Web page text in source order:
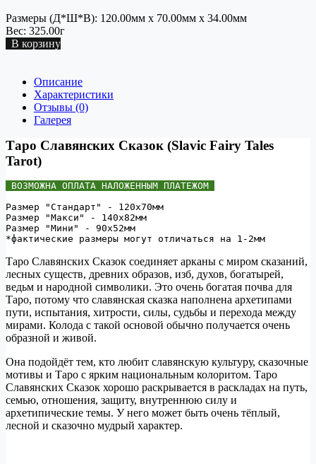
Размеры (Д*Ш*В): 120.00мм x 70.00мм x 34.00мм
Вес: 325.00г
В корзину
Описание
Характеристики
Отзывы (0)
Галерея
Таро Славянских Сказок (Slavic Fairy Tales
Tarot)
ВОЗМОЖНА ОПЛАТА НАЛОЖЕННЫМ ПЛАТЕЖОМ
Размер "Стандарт" - 120х70мм
Размер "Макси" - 140х82мм
Размер "Мини" - 90х52мм
Таро Славянских Сказок соединяет арканы с миром сказаний,
лесных существ, древних образов, изб, духов, богатырей,
ведьм и народной символики. Это очень богатая почва для
Таро, потому что славянская сказка наполнена архетипами
пути, испытания, хитрости, силы, судьбы и перехода между
мирами. Колода с такой основой обычно получается очень
образной и живой.
Она подойдёт тем, кто любит славянскую культуру, сказочные
мотивы и Таро с ярким национальным колоритом. Таро
Славянских Сказок хорошо раскрывается в раскладах на путь,
семью, отношения, защиту, внутреннюю силу и
архетипические темы. У него может быть очень тёплый,
лесной и сказочно мудрый характер.